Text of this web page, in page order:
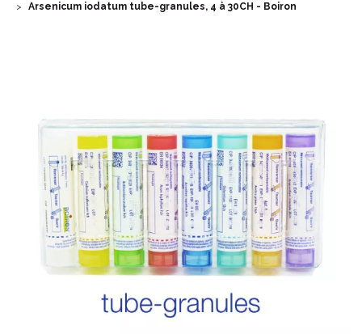
Arsenicum iodatum tube-granules, 4 à 30CH - Boiron